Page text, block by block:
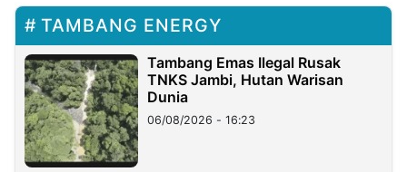
TAMBANG ENERGY
Tambang Emas Ilegal Rusak
TNKS Jambi, Hutan Warisan
Dunia
06/08/2026 - 16:23